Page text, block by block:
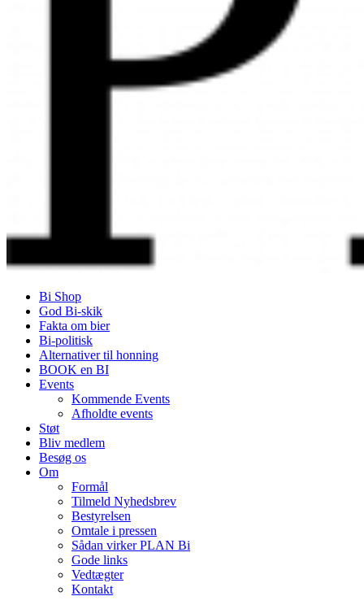
Bi Shop
God Bi-skik
Fakta om bier
Bi-politisk
Alternativer til honning
BOOK en BI
Events
Kommende Events
Afholdte events
Støt
Bliv medlem
Besøg os
Om
Formål
Tilmeld Nyhedsbrev
Bestyrelsen
Omtale i pressen
Sådan virker PLAN Bi
Gode links
Vedtægter
Kontakt